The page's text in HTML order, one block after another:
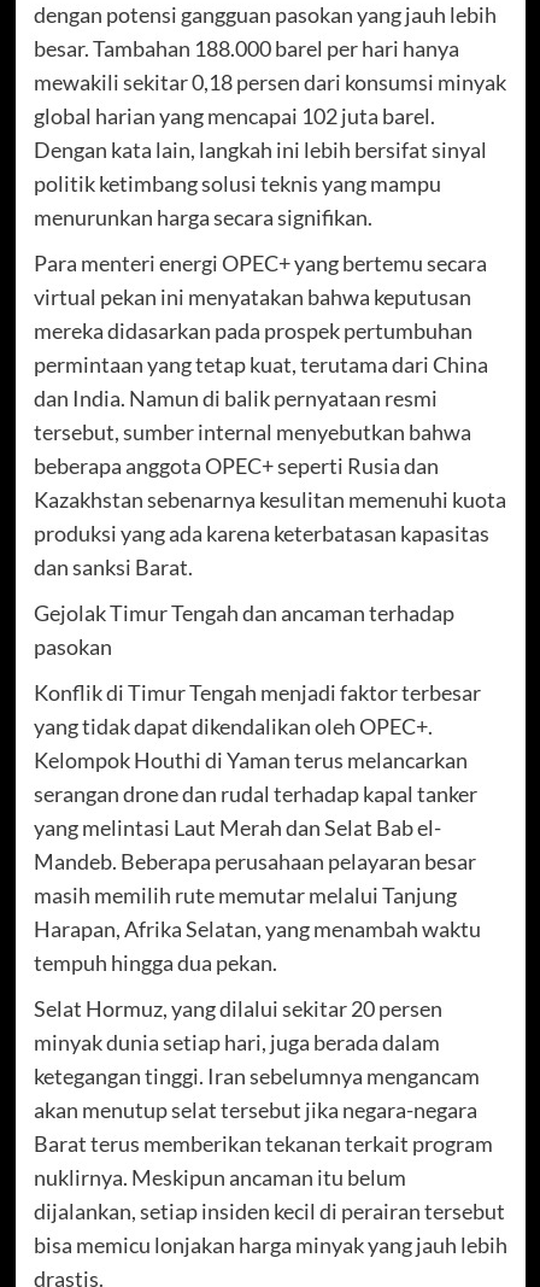
dengan potensi gangguan pasokan yang jauh lebih
besar. Tambahan 188.000 barel per hari hanya
mewakili sekitar 0,18 persen dari konsumsi minyak
global harian yang mencapai 102 juta barel.
Dengan kata lain, langkah ini lebih bersifat sinyal
politik ketimbang solusi teknis yang mampu
menurunkan harga secara signifikan.
Para menteri energi OPEC+ yang bertemu secara
virtual pekan ini menyatakan bahwa keputusan
mereka didasarkan pada prospek pertumbuhan
permintaan yang tetap kuat, terutama dari China
dan India. Namun di balik pernyataan resmi
tersebut, sumber internal menyebutkan bahwa
beberapa anggota OPEC+ seperti Rusia dan
Kazakhstan sebenarnya kesulitan memenuhi kuota
produksi yang ada karena keterbatasan kapasitas
dan sanksi Barat.
Gejolak Timur Tengah dan ancaman terhadap
pasokan
Konflik di Timur Tengah menjadi faktor terbesar
yang tidak dapat dikendalikan oleh OPEC+.
Kelompok Houthi di Yaman terus melancarkan
serangan drone dan rudal terhadap kapal tanker
yang melintasi Laut Merah dan Selat Bab el-
Mandeb. Beberapa perusahaan pelayaran besar
masih memilih rute memutar melalui Tanjung
Harapan, Afrika Selatan, yang menambah waktu
tempuh hingga dua pekan.
Selat Hormuz, yang dilalui sekitar 20 persen
minyak dunia setiap hari, juga berada dalam
ketegangan tinggi. Iran sebelumnya mengancam
akan menutup selat tersebut jika negara-negara
Barat terus memberikan tekanan terkait program
nuklirnya. Meskipun ancaman itu belum
dijalankan, setiap insiden kecil di perairan tersebut
bisa memicu lonjakan harga minyak yang jauh lebih
drastis.